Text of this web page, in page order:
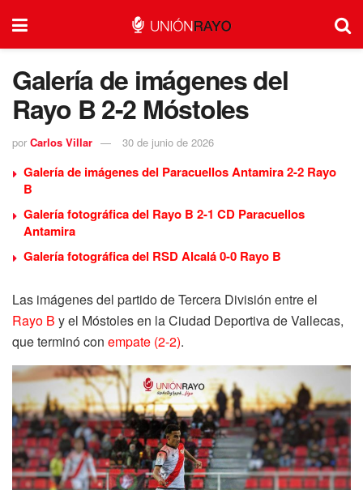
Galería de imágenes del
Rayo B 2-2 Móstoles
por Carlos Villar 30 de junio de 2026
Galería de imágenes del Paracuellos Antamira 2-2 Rayo
B
Galería fotográfica del Rayo B 2-1 CD Paracuellos
Antamira
Galería fotográfica del RSD Alcalá 0-0 Rayo B
Las imágenes del partido de Tercera División entre el
Rayo B y el Móstoles en la Ciudad Deportiva de Vallecas,
que terminó con empate (2-2).